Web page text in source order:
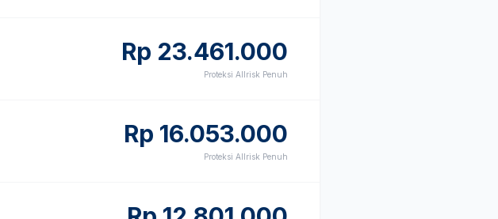
Rp 23.461.000
Proteksi Allrisk Penuh
Rp 16.053.000
Proteksi Allrisk Penuh